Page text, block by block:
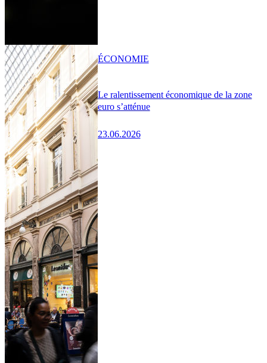
Le ralentissement économique de la zone
euro s’atténue
23.06.2026
ÉCONOMIE